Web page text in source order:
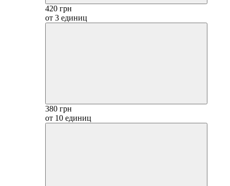
420 грн
от 3 единиц
380 грн
от 10 единиц